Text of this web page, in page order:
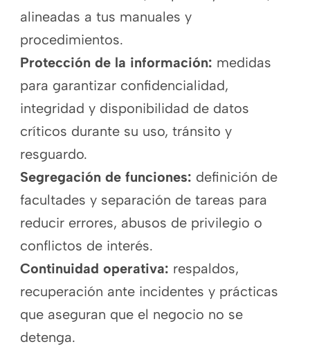
alineadas a tus manuales y
procedimientos.
Protección de la información: medidas
para garantizar confidencialidad,
integridad y disponibilidad de datos
críticos durante su uso, tránsito y
resguardo.
Segregación de funciones: definición de
facultades y separación de tareas para
reducir errores, abusos de privilegio o
conflictos de interés.
Continuidad operativa: respaldos,
recuperación ante incidentes y prácticas
que aseguran que el negocio no se
detenga.